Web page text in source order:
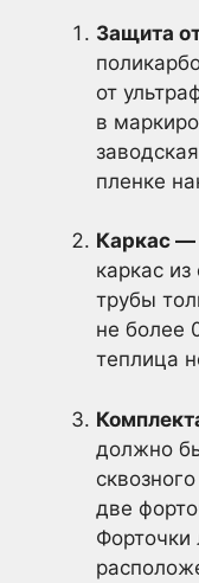
Защита
от
в
пленке
Каркас —
каркас
трубы
не более
теплица
должно
две
Форточки